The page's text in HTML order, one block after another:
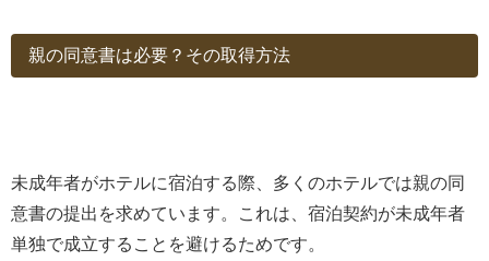
親の同意書は必要？その取得方法
未成年者がホテルに宿泊する際、多くのホテルでは親の同
意書の提出を求めています。これは、宿泊契約が未成年者
単独で成立することを避けるためです。